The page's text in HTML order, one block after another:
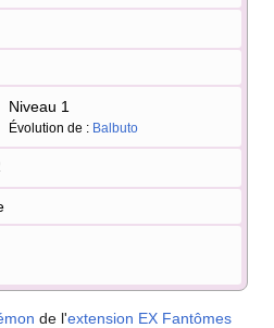
Niveau 1
Évolution de : Balbuto
de l'extension EX Fantômes